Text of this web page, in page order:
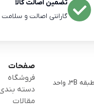
تضمین اصالت کالا
گارانتی اصالت و سلامت
تهران، سعادت آباد، بلوار کوهستان، مجتمع تجاری اُپال، طبقه 3B، واحد
صفحات
فروشگاه
دسته
مقالات